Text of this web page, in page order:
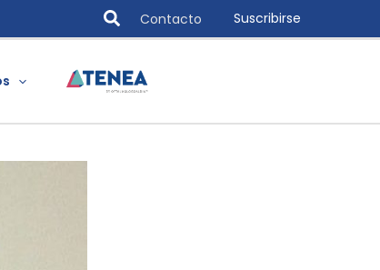
SearchContacto Suscribirse